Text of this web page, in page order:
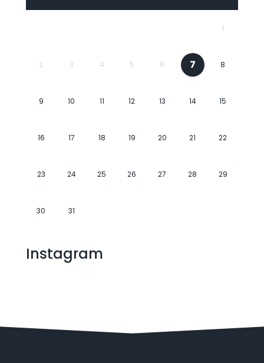
1
2 3 4 5 6 7 8
9 10 11 12 13 14 15
16 17 18 19 20 21 22
23 24 25 26 27 28 29
30 31
Instagram